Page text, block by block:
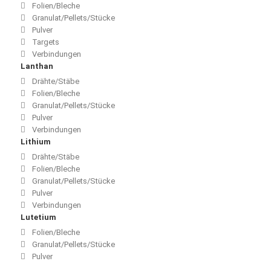
Folien/Bleche
Granulat/Pellets/Stücke
Pulver
Targets
Verbindungen
Lanthan
Drähte/Stäbe
Folien/Bleche
Granulat/Pellets/Stücke
Pulver
Verbindungen
Lithium
Drähte/Stäbe
Folien/Bleche
Granulat/Pellets/Stücke
Pulver
Verbindungen
Lutetium
Folien/Bleche
Granulat/Pellets/Stücke
Pulver